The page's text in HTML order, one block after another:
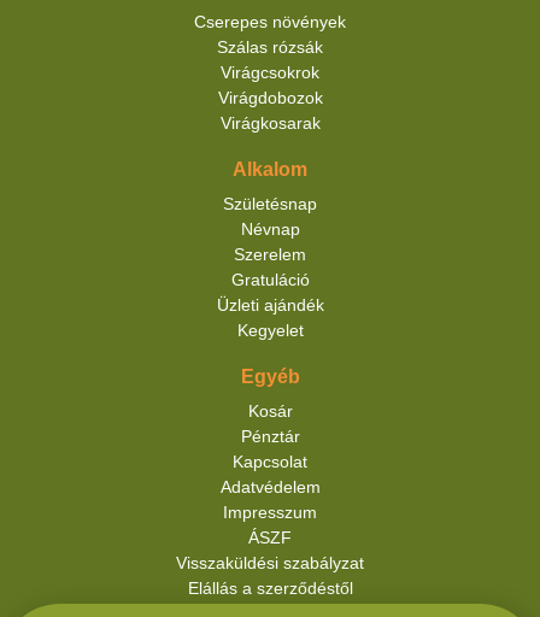
Cserepes növények
Szálas rózsák
Virágcsokrok
Virágdobozok
Virágkosarak
Alkalom
Születésnap
Névnap
Szerelem
Gratuláció
Üzleti ajándék
Kegyelet
Egyéb
Kosár
Pénztár
Kapcsolat
Adatvédelem
Impresszum
ÁSZF
Visszaküldési szabályzat
Elállás a szerződéstől